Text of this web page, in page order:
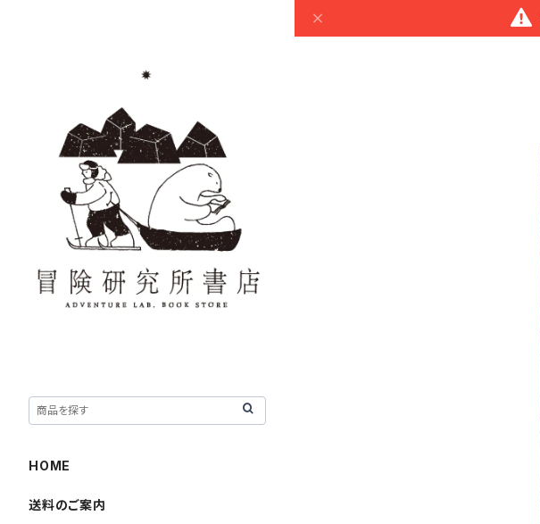
HOME
送料のご案内